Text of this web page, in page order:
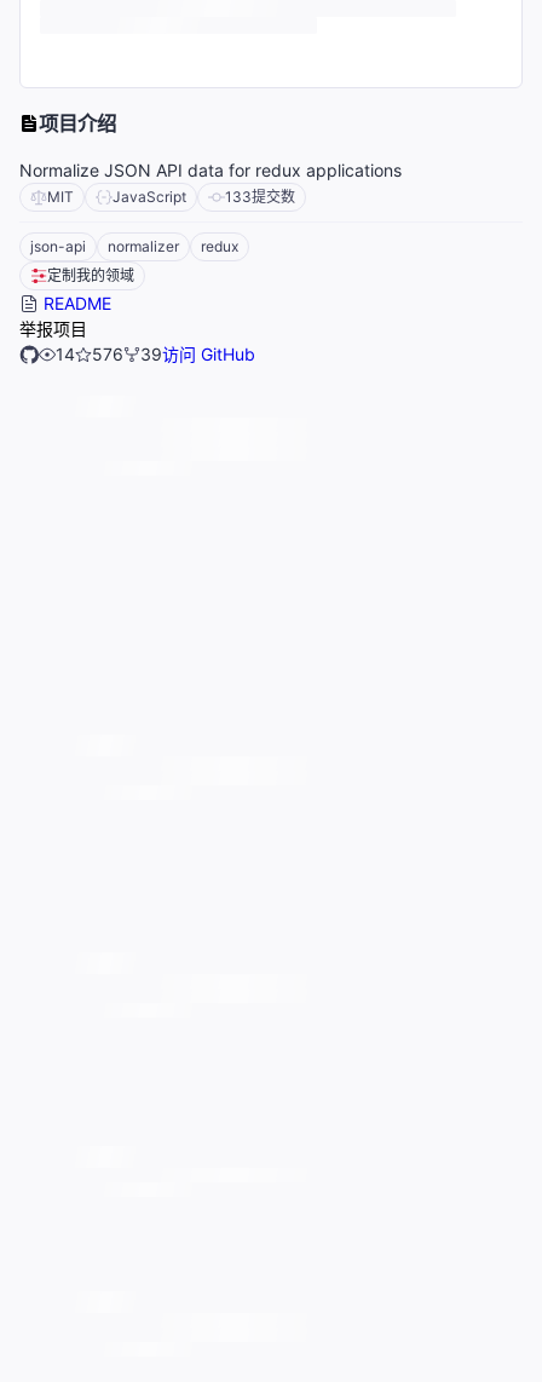
项目介绍
Normalize JSON API data for redux applications
MIT JavaScript 133提交数
json-api normalizer
redux
定制我的领域
README
举报项目
14
576 39访问 GitHub